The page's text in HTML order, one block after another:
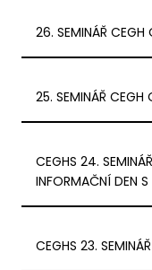
26. SEMINÁŘ CEGH
25. SEMINÁŘ CEGH
CEGHS 24.
INFORMAČNÍ DEN
CEGHS 23.